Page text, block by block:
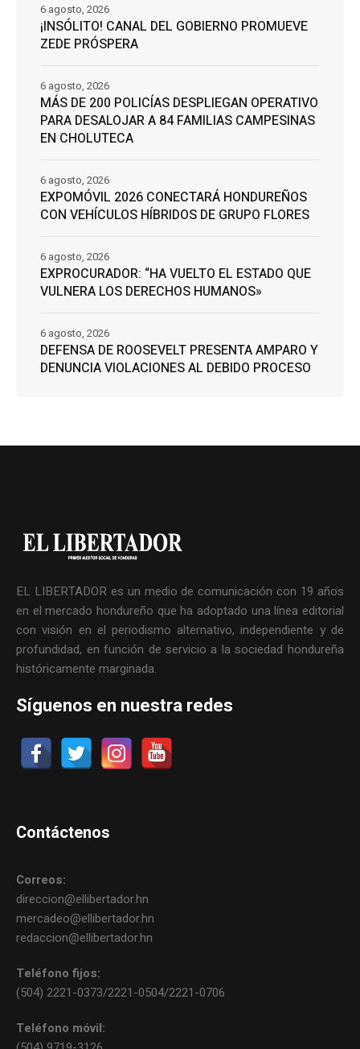
¡INSÓLITO! CANAL DEL GOBIERNO PROMUEVE
ZEDE PRÓSPERA
6 agosto, 2026
MÁS DE 200 POLICÍAS DESPLIEGAN OPERATIVO
PARA DESALOJAR A 84 FAMILIAS CAMPESINAS
EN CHOLUTECA
6 agosto, 2026
EXPOMÓVIL 2026 CONECTARÁ HONDUREÑOS
CON VEHÍCULOS HÍBRIDOS DE GRUPO FLORES
6 agosto, 2026
EXPROCURADOR: “HA VUELTO EL ESTADO QUE
VULNERA LOS DERECHOS HUMANOS»
6 agosto, 2026
DEFENSA DE ROOSEVELT PRESENTA AMPARO Y
DENUNCIA VIOLACIONES AL DEBIDO PROCESO
6 agosto, 2026
EL LIBERTADOR es un medio de comunicación con 19 años
en el mercado hondureño que ha adoptado una línea editorial
con visión en el periodismo alternativo, independiente y de
profundidad, en función de servicio a la sociedad hondureña
históricamente marginada.
Síguenos en nuestra redes
Contáctenos
Correos:
direccion@ellibertador.hn
mercadeo@ellibertador.hn
redaccion@ellibertador.hn
Teléfono fijos:
(504) 2221-0373/2221-0504/2221-0706
Teléfono móvil: